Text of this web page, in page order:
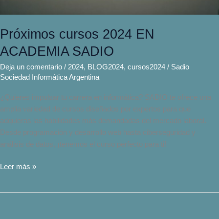
Próximos cursos 2024 EN
ACADEMIA SADIO
Deja un comentario / 2024, BLOG2024, cursos2024 / Sadio
Sociedad Informática Argentina
¿Quieres impulsar tu carrera en informática? SADIO te ofrece una
amplia variedad de cursos diseñados por expertos para que
adquieras las habilidades más demandadas del mercado laboral.
Desde programación y desarrollo web hasta ciberseguridad y
análisis de datos, ¡tenemos el curso perfecto para ti!
Leer más »